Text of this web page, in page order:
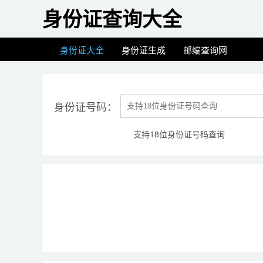
身份证查询大全
身份证大全 身份证生成 邮编查询网
身份证号码：
支持18位身份证号码查询